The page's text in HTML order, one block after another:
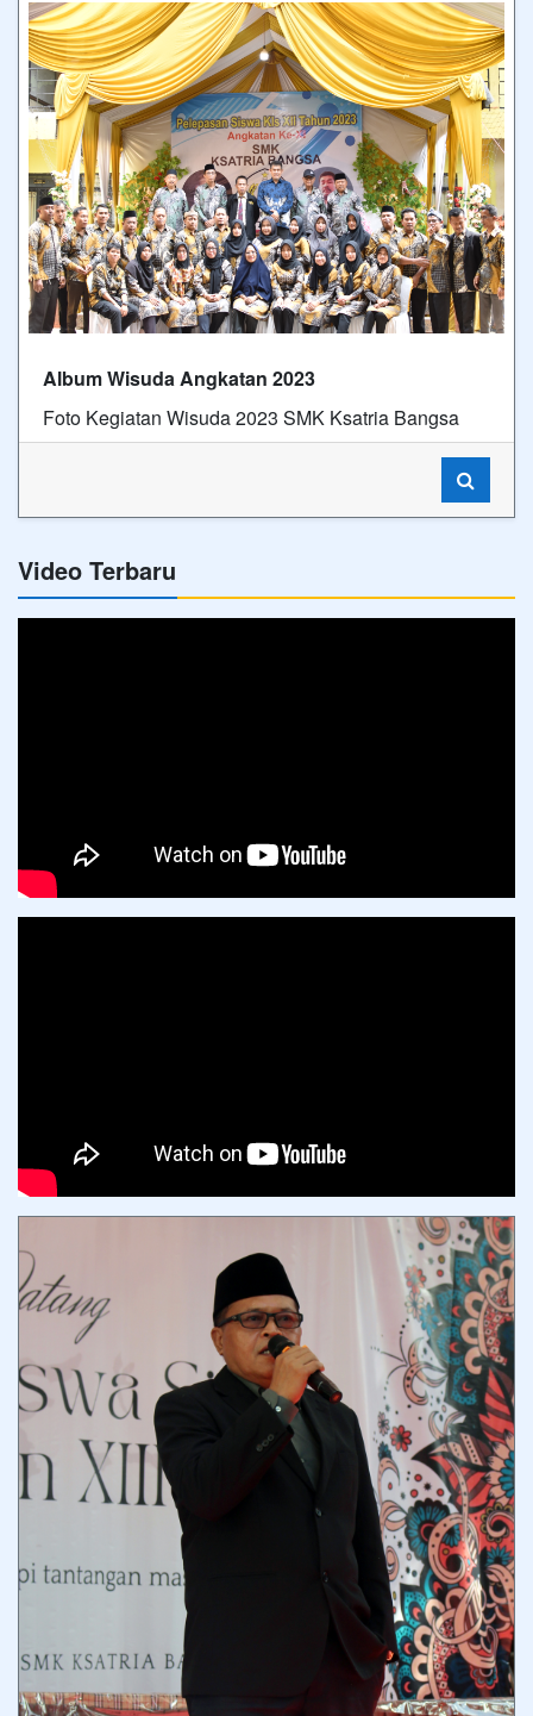
Album Wisuda Angkatan 2023
Foto Kegiatan Wisuda 2023 SMK Ksatria Bangsa
Video Terbaru